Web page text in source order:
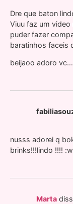
Dre que baton
Viuu faz um
puder fazer
baratinhos faceis
beijaoo adoro vc…
nusss adorei q
brinks!!!lindo !!!!
Marta